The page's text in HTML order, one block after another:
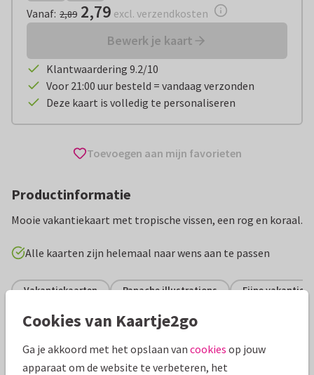
Vanaf: 2,89 2,79 excl. verzendkosten
Bewerk je kaart
Klantwaardering 9.2/10
Voor 21:00 uur besteld = vandaag verzonden
Deze kaart is volledig te personaliseren
Toevoegen aan mijn favorieten
Productinformatie
Mooie vakantiekaart met tropische vissen, een rog en koraal.
Alle kaarten zijn helemaal naar wens aan te passen
Vakantiekaarten Panache illustrations Fijne vakantie
Papiersoort: Kies uit 6 luxe papiersoorten
Cookies van Kaartje2go
Ga je akkoord met het opslaan van cookies op jouw
apparaat om de website te verbeteren, het